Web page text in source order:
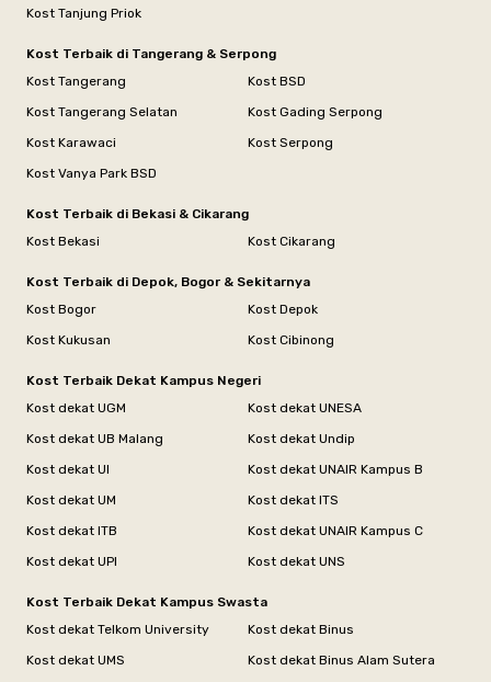
Kost Tanjung Priok
Kost Terbaik di Tangerang & Serpong
Kost Tangerang
Kost BSD
Kost Tangerang Selatan
Kost Gading Serpong
Kost Karawaci
Kost Serpong
Kost Vanya Park BSD
Kost Terbaik di Bekasi & Cikarang
Kost Bekasi
Kost Cikarang
Kost Terbaik di Depok, Bogor & Sekitarnya
Kost Bogor
Kost Depok
Kost Kukusan
Kost Cibinong
Kost Terbaik Dekat Kampus Negeri
Kost dekat UGM
Kost dekat UNESA
Kost dekat UB Malang
Kost dekat Undip
Kost dekat UI
Kost dekat UNAIR Kampus B
Kost dekat UM
Kost dekat ITS
Kost dekat ITB
Kost dekat UNAIR Kampus C
Kost dekat UPI
Kost dekat UNS
Kost Terbaik Dekat Kampus Swasta
Kost dekat Telkom University
Kost dekat Binus
Kost dekat UMS
Kost dekat Binus Alam Sutera